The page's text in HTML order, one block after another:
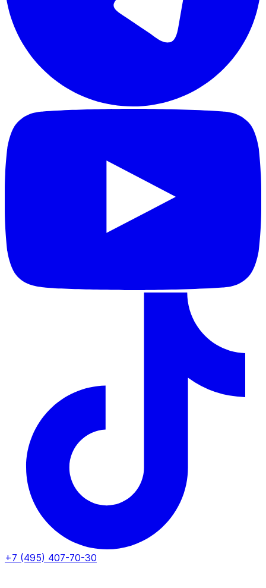
+7 (495) 407-70-30